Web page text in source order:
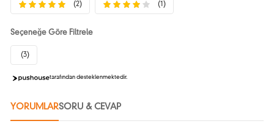
(2) (1)
Seçeneğe Göre Filtrele
(3)
tarafından desteklenmektedir.
YORUMLARSORU & CEVAP